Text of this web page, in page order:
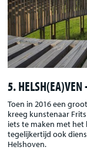
5. HELSH(EA)VEN
Toen in 2016 een
kreeg kunstenaar
iets te maken met het
tegelijkertijd ook
Helshoven.